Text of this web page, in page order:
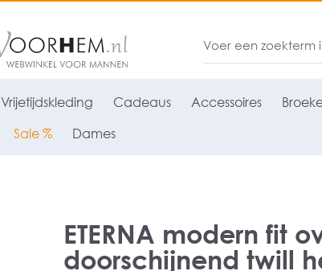
Vrijetijdskleding Cadeaus Accessoires
Sale % Dames
ETERNA modern fit
doorschijnend twill